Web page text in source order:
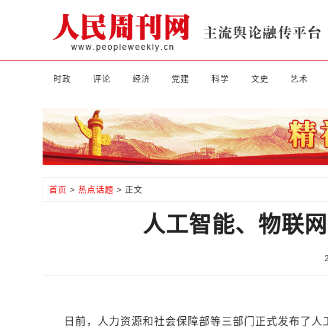
时政 评论 经济 党建 科学 文史 艺术
首页 > 热点话题 > 正文
人工智能、物联
日前，人力资源和社会保障部等三部门正式发布了人